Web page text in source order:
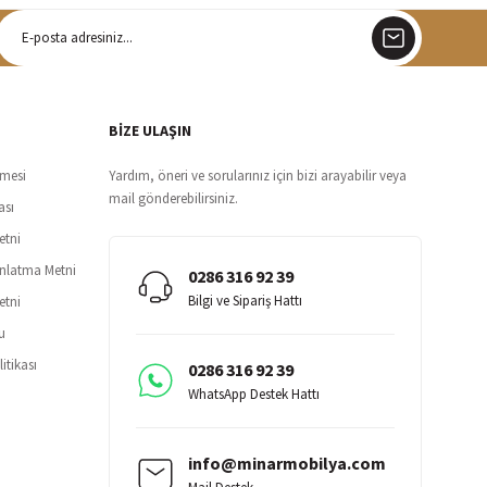
teslimat
Metni
BİZE ULAŞIN
Yardım, öneri ve sorularınız için bizi arayabilir veya
mail gönderebilirsiniz.
0286 316 92 39
Bilgi ve Sipariş Hattı
0286 316 92 39
WhatsApp Destek Hattı
info@minarmobilya.com